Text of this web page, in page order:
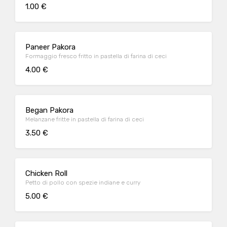
1.00 €
Paneer Pakora
Formaggio fresco fritto in pastella di farina di ceci
4.00 €
Began Pakora
Melanzane fritte in pastella di farina di ceci
3.50 €
Chicken Roll
Petto di pollo con spezie indiane e curry
5.00 €